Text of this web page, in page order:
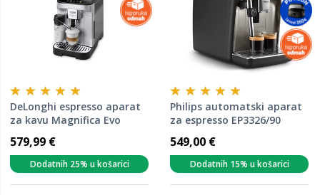
DeLonghi espresso aparat
za kavu Magnifica Evo
579,99 €
Dodatnih 25% u košarici
Philips automatski aparat
za espresso EP3326/90
549,00 €
Dodatnih 15% u košarici